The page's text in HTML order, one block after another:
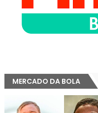
MERCADO DA BOLA